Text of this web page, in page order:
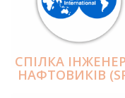
СПІЛКА
НАФТОВИКІВ